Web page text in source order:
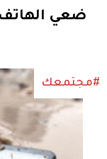
ضعي الهاتف
#مجتمعك